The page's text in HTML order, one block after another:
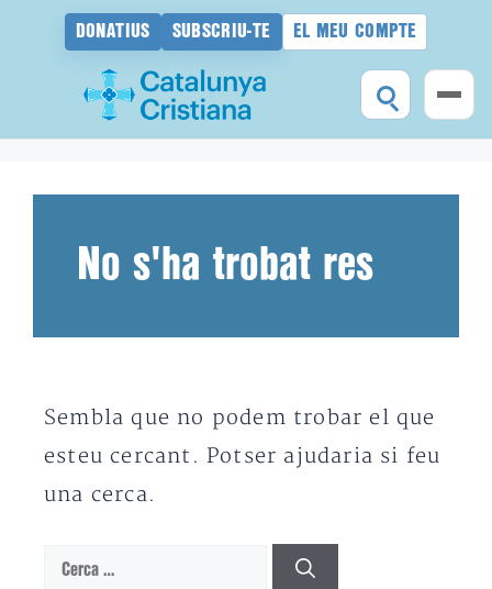
DONATIUS SUBSCRIU-TE EL MEU COMPTE
No s'ha trobat res
Sembla que no podem trobar el que
esteu cercant. Potser ajudaria si feu
una cerca.
Cerca: